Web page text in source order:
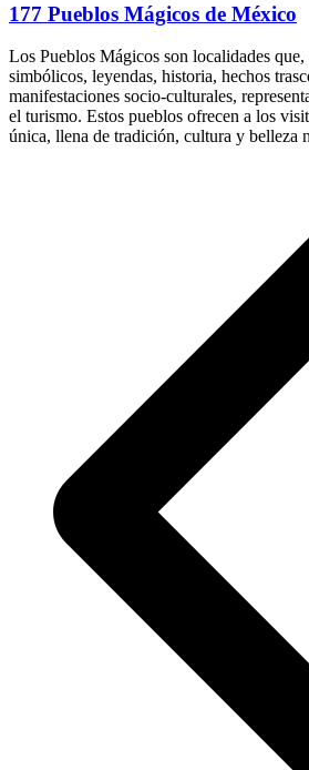
177 Pueblos Mágicos de México
Los Pueblos Mágicos son localidades que,
simbólicos, leyendas, historia, hechos
manifestaciones socio-culturales,
el turismo. Estos pueblos ofrecen a los
única, llena de tradición, cultura y belleza